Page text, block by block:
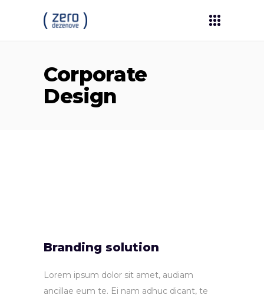
Corporate
Design
Branding solution
Lorem ipsum dolor sit amet, audiam
ancillae eum te. Ei nam adhuc dicant, te